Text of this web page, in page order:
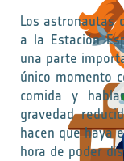
Los astronautas
a la Estación
una parte
único momento
comida y
gravedad
hacen que haya
hora de poder